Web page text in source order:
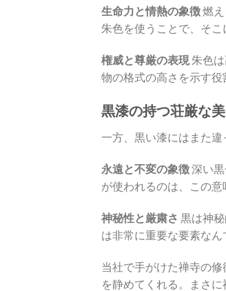
生命力と情熱の象徴燃
朱色を使うことで、そ
権威と尊厳の表現 朱色
物の格式の高さを示す
黒漆の持つ荘厳な
一方、黒い漆にはまた違
永遠と不変の象徴深い
が使われるのは、この
神秘性と厳粛さ 黒は神
は非常に重要な要素なん
当社で手がけた禅寺の
を静めてくれる。まさ